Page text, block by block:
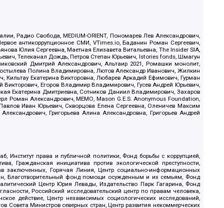
Радио Свобода, MEDIUM-ORIENT, Пономарев Лев Александрович,
антикоррупционное СМИ, VTimes.io, Баданин Роман Сергеевич,
Юлия Сергеевна, Маетная Елизавета Витальевна, The Insider SIA,
Телеканал Дождь, Петров Степан Юрьевич, Istories fonds, Шмагун
Дмитрий Александрович, Альтаир 2021, Ромашки монолит,
Полина Владимировна, Лютов Александр Иванович, Жилкин
Екатерина Викторовна, Любарев Аркадий Ефимович, Гурман
Егоров Владимир Владимирович, Гусев Андрей Юрьевич,
Екатерина Дмитриевна, Сотников Даниил Владимирович, Захаров
Роман Александрович, МЕМО, Mason G.E.S. Anonymous Foundation,
Иван Юрьевич, Скворцова Елена Сергеевна, Оленичев Максим
Григорьева Алина Александровна, Григорьев Андрей
Институт права и публичной политики, Фонд борьбы с коррупцией,
Гражданская инициатива против экологической преступности,
заключенных, Горячая Линия, Центр социально-информационных
Благотворительный фонд помощи осужденным и их семьям, Фонд
Центр Юрия Левады, Издательство Парк Гагарина, Фонд
Российский исследовательский центр по правам человека,
действие, Центр независимых социологических исследований,
Министров северных стран, Центр развития некоммерческих